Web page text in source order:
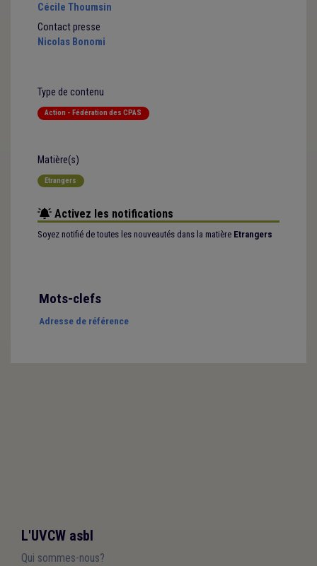
Cécile Thoumsin
Contact presse
Nicolas Bonomi
Type de contenu
Action - Fédération des CPAS
Matière(s)
Etrangers
Activez les notifications
Soyez notifié de toutes les nouveautés dans la matière Etrangers
Mots-clefs
Adresse de référence
L'UVCW asbl
Qui sommes-nous?